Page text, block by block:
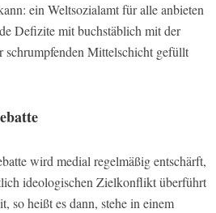
ein Weltsozialamt für alle anbieten
Defizite mit buchstäblich mit der
schrumpfenden Mittelschicht gefüllt
wird medial regelmäßig entschärft,
ideologischen Zielkonflikt überführt
so heißt es dann, stehe in einem